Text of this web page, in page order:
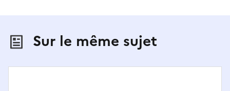
Sur le même sujet